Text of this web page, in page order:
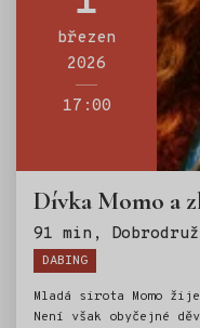
březen
2026
17:00
Dívka Momo a
91 min,
DABING
Mladá sirota Momo
Není však obyčejné